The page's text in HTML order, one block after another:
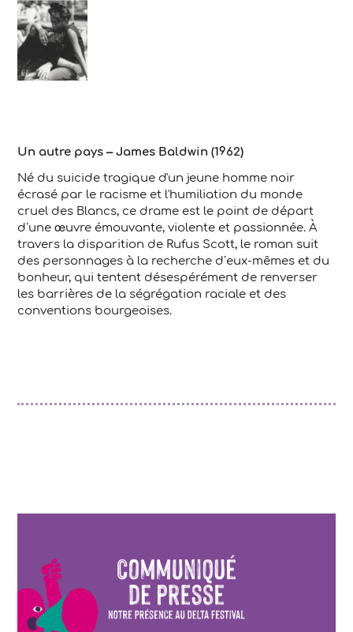
Un autre pays – James Baldwin (1962)
Né du suicide tragique d'un jeune homme noir
écrasé par le racisme et l'humiliation du monde
cruel des Blancs, ce drame est le point de départ
d’une œuvre émouvante, violente et passionnée. À
travers la disparition de Rufus Scott, le roman suit
des personnages à la recherche d’eux-mêmes et du
bonheur, qui tentent désespérément de renverser
les barrières de la ségrégation raciale et des
conventions bourgeoises.